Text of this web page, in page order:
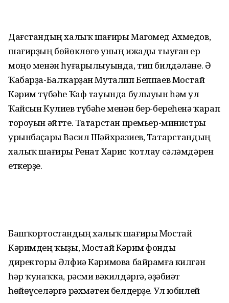
Дағстандың халыҡ шағиры Магомед Ахмедов,
шағирҙың бөйөклөгө уның ижады тыуған ер
моңо менән һуғарылыуында, тип билдәләне. Ә
Ҡабарҙа-Балҡарҙан Муталип Беппаев Мостай
Кәрим түбәһе Ҡаф тауында булыуын һәм ул
Ҡайсын Кулиев түбәһе менән бер-береһенә ҡарап
тороуын әйтте. Татарстан премьер-министры
урынбаҫары Вәсил Шәйхразиев, Татарстандың
халыҡ шағиры Ренат Харис ҡотлау сәләмдәрен
еткерҙе.
Башҡортостандың халыҡ шағиры Мостай
Кәримдең ҡыҙы, Мостай Кәрим фонды
директоры Әлфиә Кәримова байрамға килгән
һәр ҡу­наҡҡа, рәсми вәкилдәргә, әҙәбиәт
һөйөүселәр­гә рәхмәтен белдерҙе. Ул юбилей